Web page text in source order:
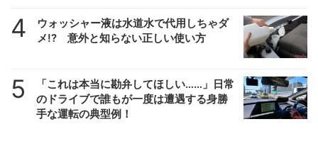
4
ウォッシャー液は水道水で代用しちゃダ
メ!? 意外と知らない正しい使い方
5
「これは本当に勘弁してほしい……」日常
のドライブで誰もが一度は遭遇する身勝
手な運転の典型例！